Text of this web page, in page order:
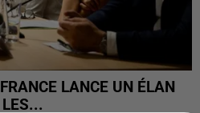
LANCE UN ÉLAN